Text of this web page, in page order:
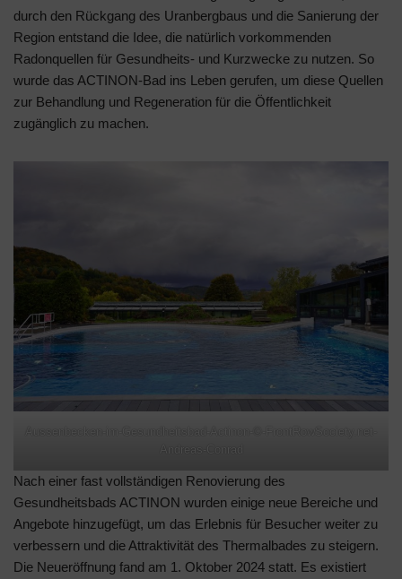
durch den Rückgang des Uranbergbaus und die Sanierung der
Region entstand die Idee, die natürlich vorkommenden
Radonquellen für Gesundheits- und Kurzwecke zu nutzen. So
wurde das ACTINON-Bad ins Leben gerufen, um diese Quellen
zur Behandlung und Regeneration für die Öffentlichkeit
zugänglich zu machen.
Andreas-Conrad
Nach einer fast vollständigen Renovierung des
Gesundheitsbads ACTINON wurden einige neue Bereiche und
Angebote hinzugefügt, um das Erlebnis für Besucher weiter zu
verbessern und die Attraktivität des Thermalbades zu steigern.
Die Neueröffnung fand am 1. Oktober 2024 statt. Es existiert